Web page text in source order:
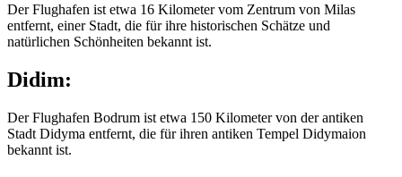
Der Flughafen ist etwa 16 Kilometer vom Zentrum von Milas
entfernt, einer Stadt, die für ihre historischen Schätze und
natürlichen Schönheiten bekannt ist.
Didim:
Der Flughafen Bodrum ist etwa 150 Kilometer von der antiken
Stadt Didyma entfernt, die für ihren antiken Tempel Didymaion
bekannt ist.